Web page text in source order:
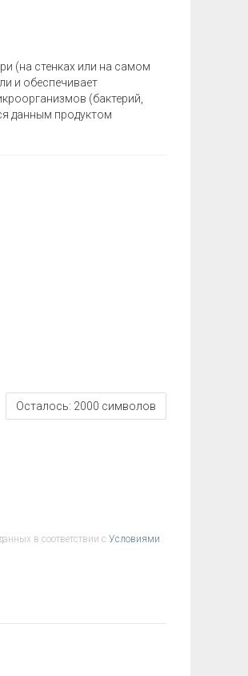
(на стенках или на самом
и обеспечивает
(бактерий,
данным продуктом
Осталось: 2000 символов
в соответствии с Условиями.